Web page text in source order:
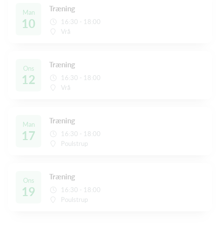
Man
10
Træning
16:30 - 18:00
Vrå
Ons
12
Træning
16:30 - 18:00
Vrå
Man
17
Træning
16:30 - 18:00
Poulstrup
Ons
19
Træning
16:30 - 18:00
Poulstrup